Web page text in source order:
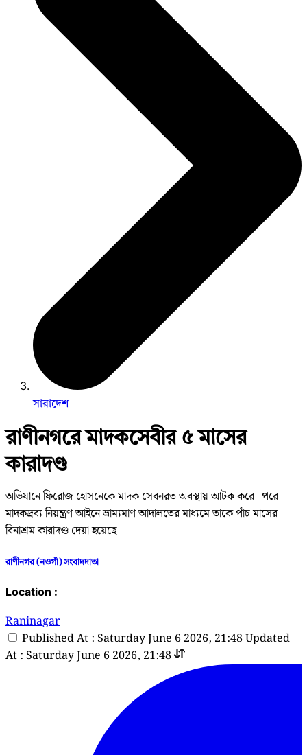
সারাদেশ
রাণীনগরে মাদকসেবীর ৫ মাসের
কারাদণ্ড
অভিযানে ফিরোজ হোসনেকে মাদক সেবনরত অবস্থায় আটক করে। পরে
মাদকদ্রব্য নিয়ন্ত্রণ আইনে ভ্রাম্যমাণ আদালতের মাধ্যমে তাকে পাঁচ মাসের
বিনাশ্রম কারাদণ্ড দেয়া হয়েছে।
রাণীনগর (নওগাঁ) সংবাদদাতা
Location :
Raninagar
Published At : Saturday June 6 2026, 21:48Updated
At : Saturday June 6 2026, 21:48